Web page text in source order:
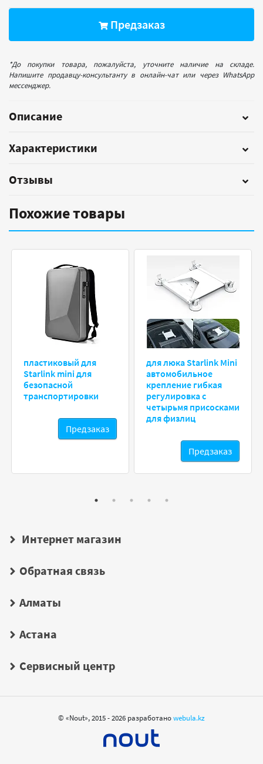
Предзаказ
*До покупки товара, пожалуйста, уточните наличие на складе.
Напишите продавцу-консультанту в онлайн-чат или через WhatsApp
мессенджер.
Описание
Характеристики
Отзывы
Похожие товары
пластиковый для
Starlink mini для
безопасной
транспортировки
Предзаказ
для люка Starlink Mini
автомобильное
крепление гибкая
регулировка с
четырьмя присосками
для физлиц
Предзаказ
Интернет магазин
Обратная связь
Алматы
Астана
Сервисный центр
© «Nout», 2015 - 2026 разработаноwebula.kz